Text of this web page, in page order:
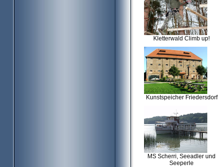
Kletterwald Climb up!
Kunstspeicher Friedersdorf
MS Scherri, Seeadler und
Seeperle